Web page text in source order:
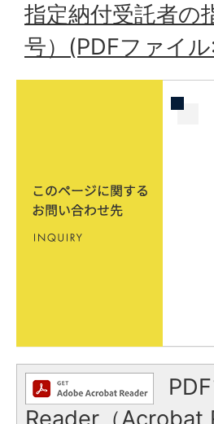
指定納付受託者の
号）(PDFファイ